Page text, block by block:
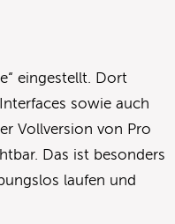
eingestellt. Dort
sowie auch
Vollversion von Pro
Das ist besonders
laufen und